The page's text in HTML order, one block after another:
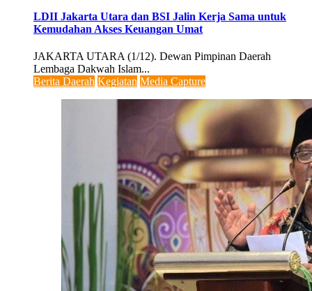
LDII Jakarta Utara dan BSI Jalin Kerja Sama untuk
Kemudahan Akses Keuangan Umat
JAKARTA UTARA (1/12). Dewan Pimpinan Daerah
Lembaga Dakwah Islam...
Berita Daerah Kegiatan Media Capture